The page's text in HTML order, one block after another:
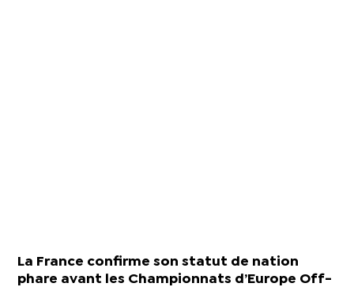
La France confirme son statut de nation
phare avant les Championnats d’Europe Off-